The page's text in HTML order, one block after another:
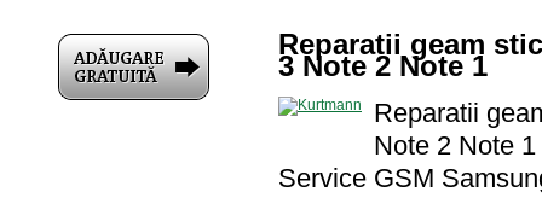
Reparatii geam
3 Note 2 Note 1
Reparatii
Note 2 Note 1
Service GSM